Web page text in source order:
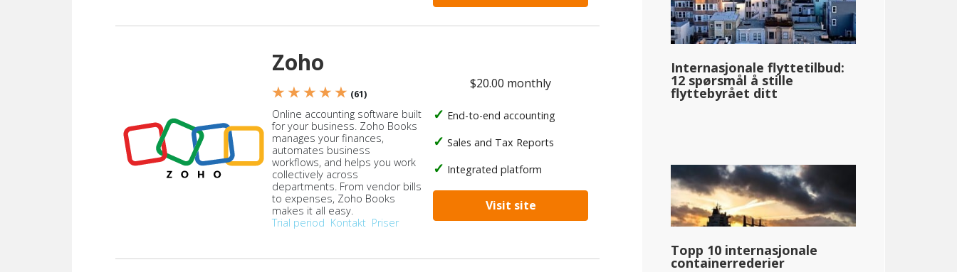
Zoho
★ ★ ★ ★ ★ (61)
Online accounting software built
for your business. Zoho Books
manages your finances,
automates business
workflows, and helps you work
collectively across
departments. From vendor bills
to expenses, Zoho Books
makes it all easy.
Trial period Kontakt Priser
$20.00 monthly
End-to-end accounting
Sales and Tax Reports
Integrated platform
Visit site
Internasjonale flyttetilbud:
12 spørsmål å stille
flyttebyrået ditt
Topp 10 internasjonale
containerrederier